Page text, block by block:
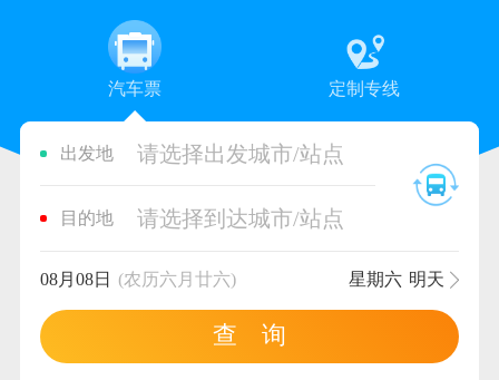
汽车票 定制专线
出发地 请选择出发城市/站点
目的地 请选择到达城市/站点
08月08日 (农历六月廿六) 星期六 明天
查 询